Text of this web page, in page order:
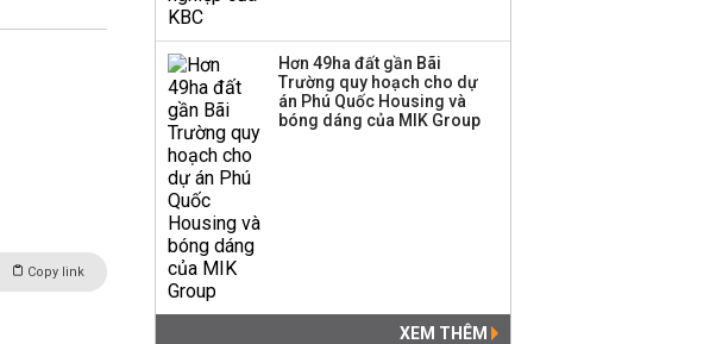
Copy link
Hơn 49ha đất gần Bãi
Trường quy hoạch cho dự
án Phú Quốc Housing và
bóng dáng của MIK Group
XEM THÊM